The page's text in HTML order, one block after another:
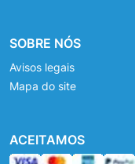
SOBRE NÓS
Avisos legais
Mapa do site
ACEITAMOS